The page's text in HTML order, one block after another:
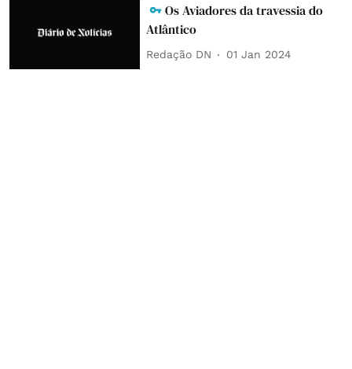
Os Aviadores da travessia do
Atlântico
Redação DN 01 Jan 2024